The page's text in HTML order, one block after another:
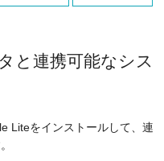
と連携可能なシス
Liteをインストールして、連